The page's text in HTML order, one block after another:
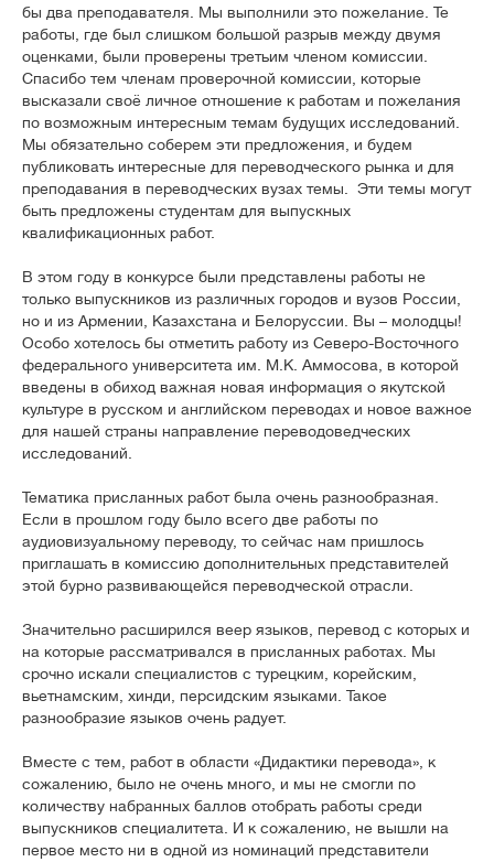
бы два преподавателя. Мы выполнили это пожелание. Те
работы, где был слишком большой разрыв между двумя
оценками, были проверены третьим членом комиссии.
Спасибо тем членам проверочной комиссии, которые
высказали своё личное отношение к работам и пожелания
по возможным интересным темам будущих исследований.
Мы обязательно соберем эти предложения, и будем
публиковать интересные для переводческого рынка и для
преподавания в переводческих вузах темы. Эти темы могут
быть предложены студентам для выпускных
квалификационных работ.
В этом году в конкурсе были представлены работы не
только выпускников из различных городов и вузов России,
но и из Армении, Казахстана и Белоруссии. Вы – молодцы!
Особо хотелось бы отметить работу из Северо-Восточного
федерального университета им. М.К. Аммосова, в которой
введены в обиход важная новая информация о якутской
культуре в русском и английском переводах и новое важное
для нашей страны направление переводоведческих
исследований.
Тематика присланных работ была очень разнообразная.
Если в прошлом году было всего две работы по
аудиовизуальному переводу, то сейчас нам пришлось
приглашать в комиссию дополнительных представителей
этой бурно развивающейся переводческой отрасли.
Значительно расширился веер языков, перевод с которых и
на которые рассматривался в присланных работах. Мы
срочно искали специалистов с турецким, корейским,
вьетнамским, хинди, персидским языками. Такое
разнообразие языков очень радует.
Вместе с тем, работ в области «Дидактики перевода», к
сожалению, было не очень много, и мы не смогли по
количеству набранных баллов отобрать работы среди
выпускников специалитета. И к сожалению, не вышли на
первое место ни в одной из номинаций представители